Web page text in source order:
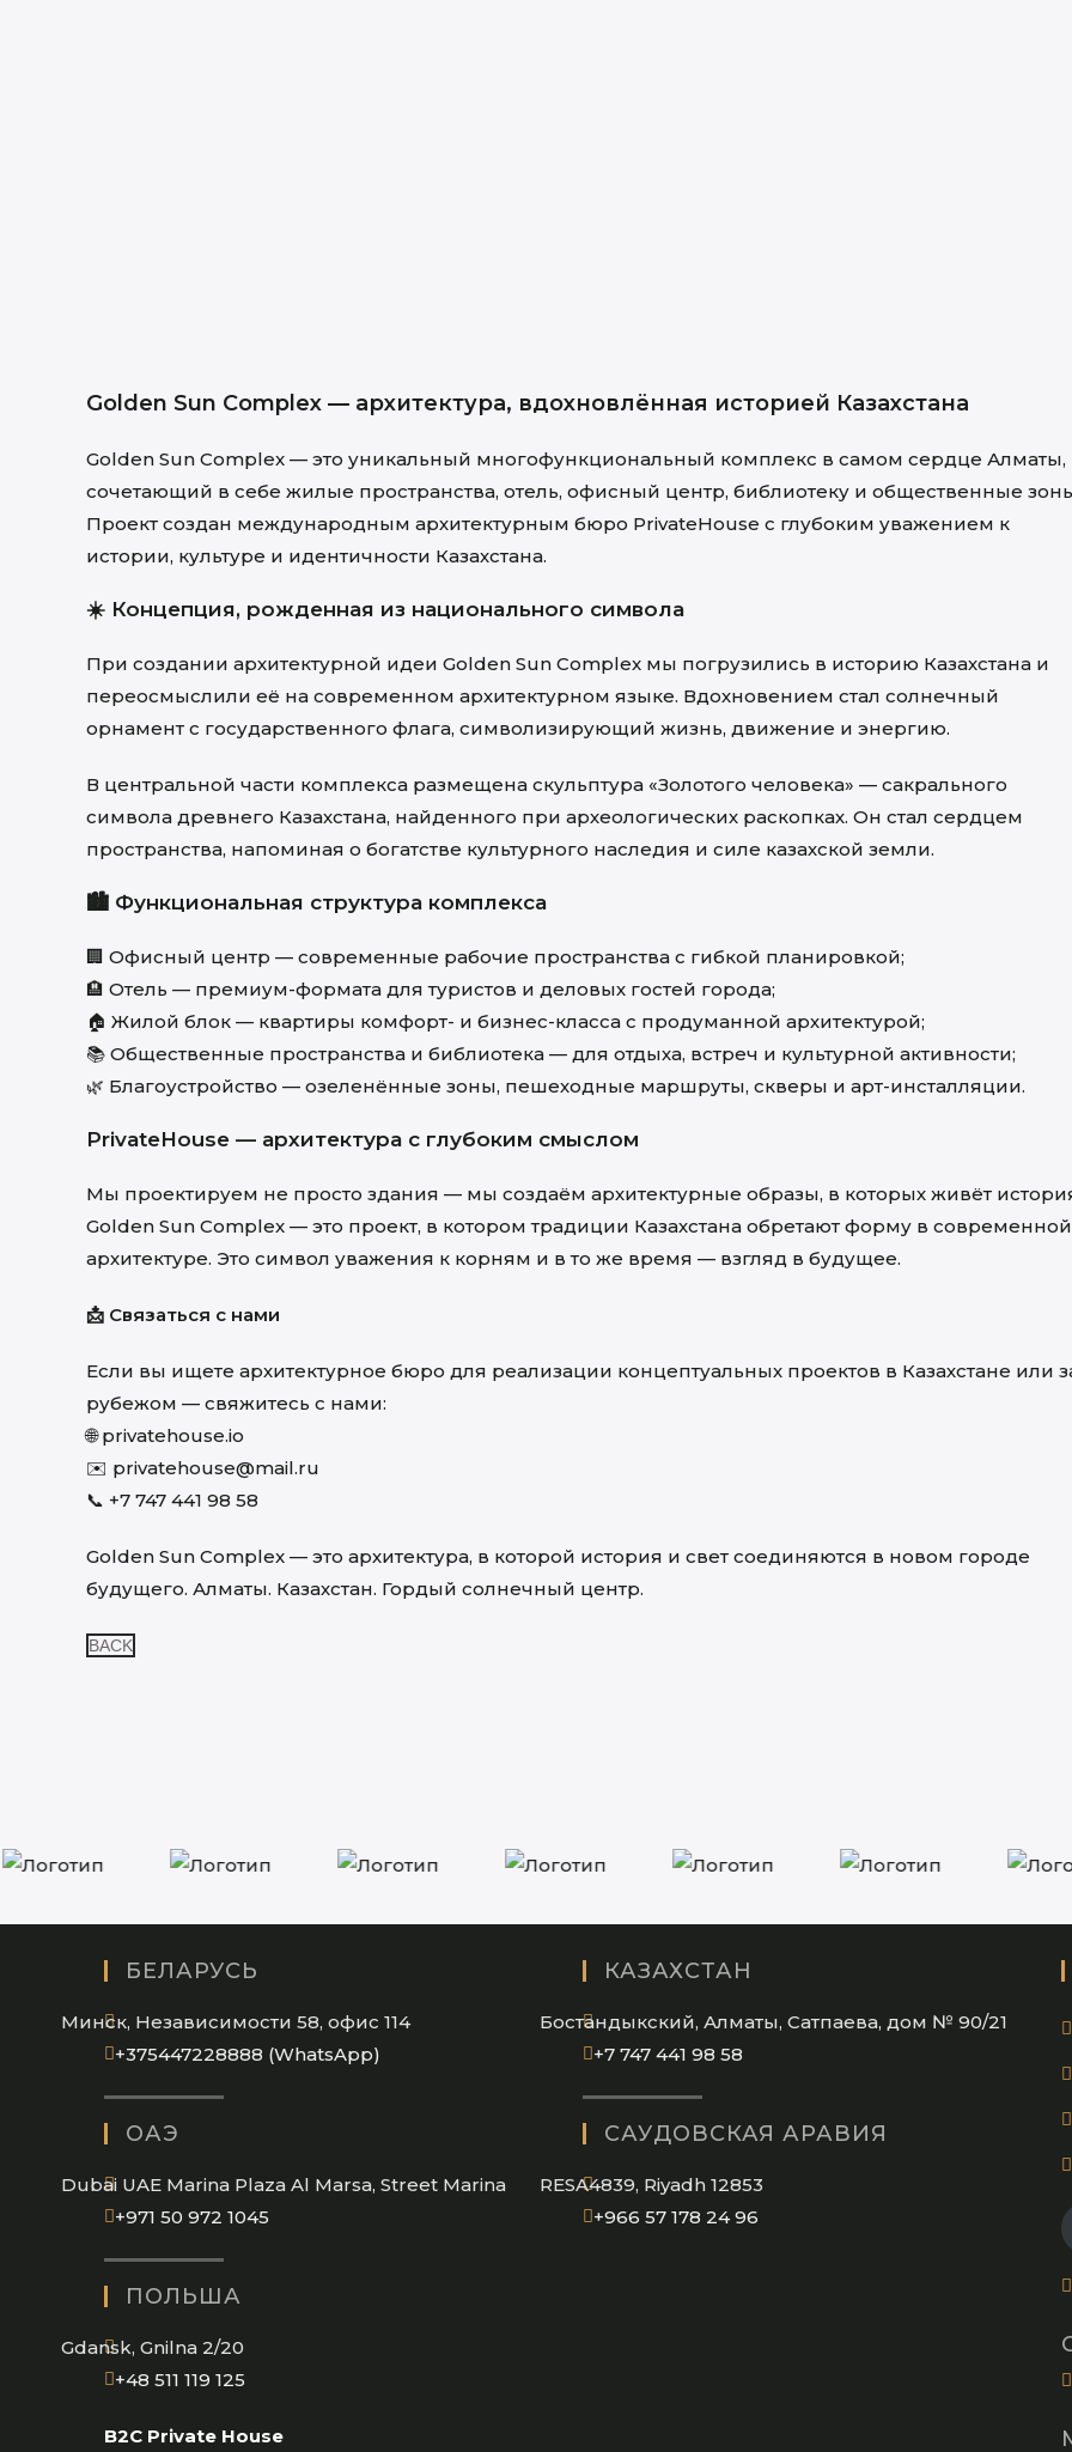
Golden Sun Complex — архитектура, вдохновлённая историей Казахстана
Golden Sun Complex — это уникальный многофункциональный комплекс в самом сердце Алматы,
сочетающий в себе жилые пространства, отель, офисный центр, библиотеку и общественные
Проект создан международным архитектурным бюро PrivateHouse с глубоким уважением к
истории, культуре и идентичности Казахстана.
☀️ Концепция, рожденная из национального символа
При создании архитектурной идеи Golden Sun Complex мы погрузились в историю Казахстана и
переосмыслили её на современном архитектурном языке. Вдохновением стал солнечный
орнамент с государственного флага, символизирующий жизнь, движение и энергию.
В центральной части комплекса размещена скульптура «Золотого человека» — сакрального
символа древнего Казахстана, найденного при археологических раскопках. Он стал сердцем
пространства, напоминая о богатстве культурного наследия и силе казахской земли.
🏙️ Функциональная структура комплекса
🏢 Офисный центр — современные рабочие пространства с гибкой планировкой;
🏨 Отель — премиум-формата для туристов и деловых гостей города;
🏠 Жилой блок — квартиры комфорт- и бизнес-класса с продуманной архитектурой;
📚 Общественные пространства и библиотека — для отдыха, встреч и культурной активности;
🌿 Благоустройство — озеленённые зоны, пешеходные маршруты, скверы и арт-инсталляции.
PrivateHouse — архитектура с глубоким смыслом
Мы проектируем не просто здания — мы создаём архитектурные образы, в которых живёт
Golden Sun Complex — это проект, в котором традиции Казахстана обретают форму в современной
архитектуре. Это символ уважения к корням и в то же время — взгляд в будущее.
📩 Связаться с нами
Если вы ищете архитектурное бюро для реализации концептуальных проектов в Казахстане или
рубежом — свяжитесь с нами:
🌐privatehouse.io
✉️ privatehouse@mail.ru
📞 +7 747 441 98 58
Golden Sun Complex — это архитектура, в которой история и свет соединяются в новом городе
будущего. Алматы. Казахстан. Гордый солнечный центр.
BACK
БЕЛАРУСЬ
Минск, Независимости 58, офис 114
+375447228888 (WhatsApp)
ОАЭ
Dubai UAE Marina Plaza Al Marsa, Street Marina
+971 50 972 1045
ПОЛЬША
Gdansk, Gnilna 2/20
+48 511 119 125
your
B2C Private House
КАЗАХСТАН
Бостандыкский, Алматы, Сатпаева, дом № 90/21
+7 747 441 98 58Opens
application
САУДОВСКАЯ АРАВИЯ
RESA4839, Riyadh 12853
+966 57 178 24 96Opens